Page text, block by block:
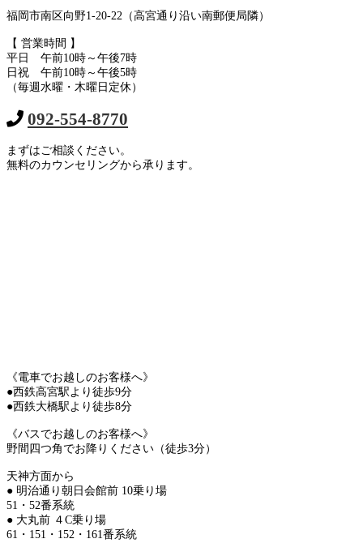
福岡市南区向野1-20-22（高宮通り沿い南郵便局隣）
【 営業時間 】
平日 午前10時～午後7時
日祝 午前10時～午後5時
（毎週水曜・木曜日定休）
092-554-8770
まずはご相談ください。
無料のカウンセリングから承ります。
《電車でお越しのお客様へ》
●西鉄高宮駅より徒歩9分
●西鉄大橋駅より徒歩8分
《バスでお越しのお客様へ》
野間四つ角でお降りください（徒歩3分）
天神方面から
● 明治通り朝日会館前 10乗り場
51・52番系統
● 大丸前 ４C乗り場
61・151・152・161番系統